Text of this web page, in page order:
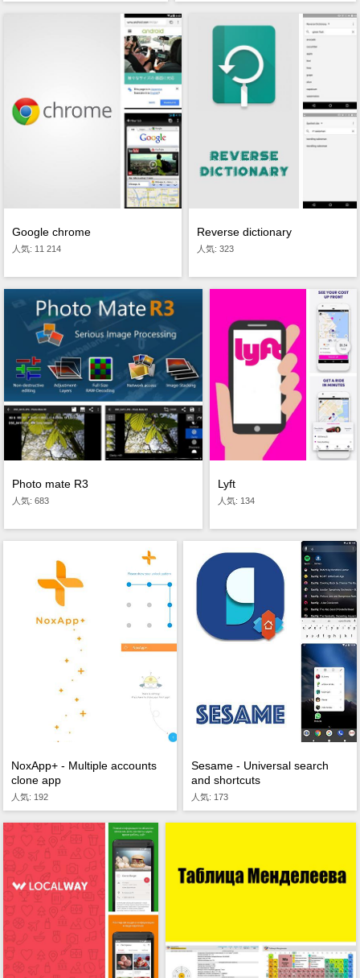
Google chrome
人気: 11 214
Reverse dictionary
人気: 323
Photo mate R3
人気: 683
Lyft
人気: 134
NoxApp+ - Multiple accounts
clone app
人気: 192
Sesame - Universal search
and shortcuts
人気: 173